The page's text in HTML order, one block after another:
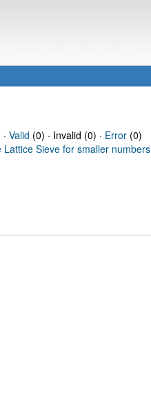
Valid (0) · Invalid (0) · Error(0)
Lattice Sieve for smaller numbers